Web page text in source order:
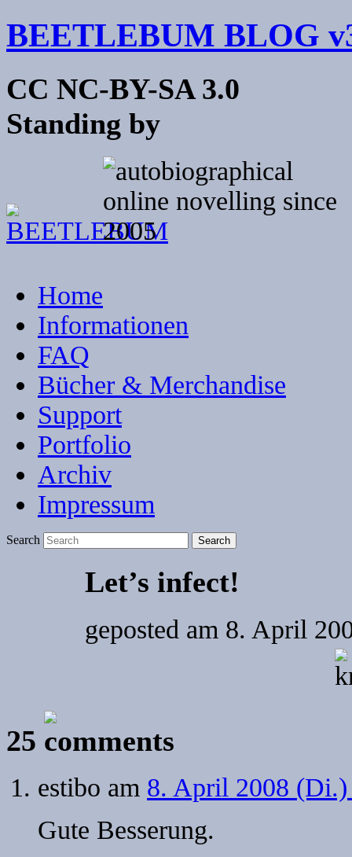
BEETLEBUM BLOG
CC NC-BY-SA 3.0
Standing by
Home
Informationen
FAQ
Bücher & Merchandise
Support
Portfolio
Archiv
Impressum
Search
Let’s infect!
geposted am 8. April
25
estibo am 8. April 2008 (Di.)
Gute Besserung.